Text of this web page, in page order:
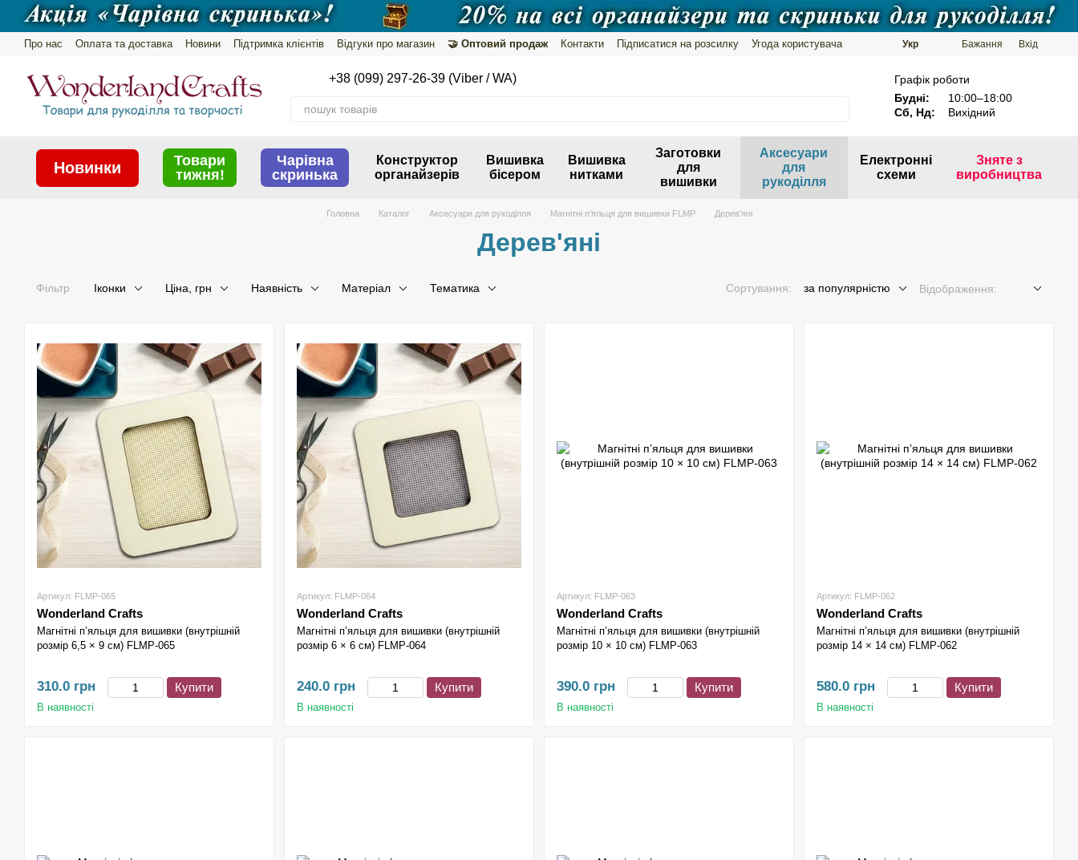
Перейти до основного контенту
Про нас Оплата та доставка Новини Підтримка клієнтів Відгуки про магазин 🤝 Оптовий продаж Контакти Підписатися на розсилку
Угода користувача
Укр Бажання Вхід
+38 (099) 297-26-39 (Viber / WA)
Графік роботи
Будні:
10:00–18:00
Сб, Нд:
Вихідний
Новинки
Товари
тижня!
Чарівна
скринька
Конструктор
органайзерів
Вишивка
бісером
Вишивка
нитками
Заготовки
для
вишивки
Аксесуари
для
рукоділля
Електронні
схеми
Зняте з
виробництва
Головна Каталог Аксесуари для рукоділля Магнітні п’яльця для вишивки FLMP Дерев'яні
Дерев'яні
Фільтр Іконки Ціна, грн Наявність Матеріал Тематика Сортування: за популярністю Відображення:
Артикул: FLMP-065
Wonderland Crafts
Магнітні п’яльця для вишивки (внутрішній
розмір 6,5 × 9 см) FLMP-065
310.0 грн Купити
В наявності
Артикул: FLMP-064
Wonderland Crafts
Магнітні п’яльця для вишивки (внутрішній
розмір 6 × 6 см) FLMP-064
240.0 грн Купити
В наявності
Артикул: FLMP-063
Wonderland Crafts
Магнітні п’яльця для вишивки (внутрішній
розмір 10 × 10 см) FLMP-063
390.0 грн Купити
В наявності
Артикул: FLMP-062
Wonderland Crafts
Магнітні п’яльця для вишивки (внутрішній
розмір 14 × 14 см) FLMP-062
580.0 грн Купити
В наявності